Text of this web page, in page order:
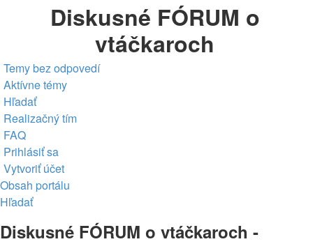
Diskusné FÓRUM o
vtáčkaroch
Temy bez odpovedí
Aktívne témy
Hľadať
Realizačný tím
FAQ
Prihlásiť sa
Vytvoriť účet
Obsah portálu
Hľadať
Diskusné FÓRUM o vtáčkaroch -